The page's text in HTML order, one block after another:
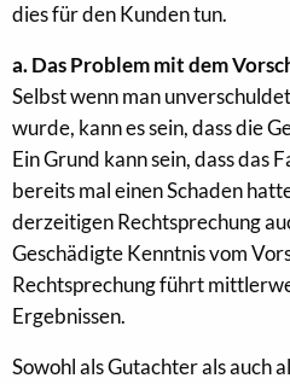
dies für den Kunden tun.
a. Das Problem mit dem
Selbst wenn man
wurde, kann es sein, dass die
Ein Grund kann sein, dass das
bereits mal einen Schaden
derzeitigen Rechtsprechung
Geschädigte Kenntnis vom
Rechtsprechung führt
Ergebnissen.
Sowohl als Gutachter als auch